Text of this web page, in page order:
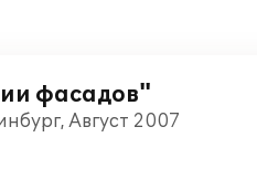
фасадов"
Август 2007